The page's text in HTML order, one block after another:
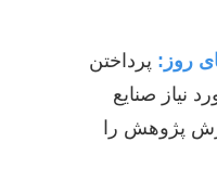
روز: پرداختن
نیاز صنایع
پژوهش را